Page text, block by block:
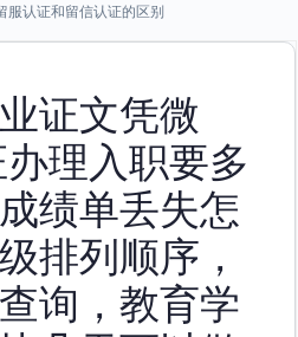
服认证和留信认证的区别
证文凭微
办理入职要多
绩单丢失怎
排列顺序，
询，教育学